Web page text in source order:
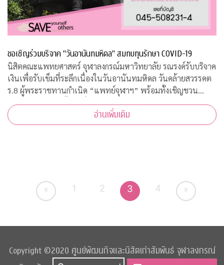
ขอเชิญร่วมบริจาค "วันอานันทมหิดล" สมทบทุนรักษา COVID-19
นิสิตคณะแพทยศาสตร์ จุฬาลงกรณ์มหาวิทยาลัย รณรงค์รับบริจาค
เงินเพื่อรับเข็มที่ระลึกเนื่องในวันอานันทมหิดล วันคล้ายสวรรคต
ร.8 ผู้พระราชทานกำเนิด “แพทย์จุฬาฯ” พร้อมทั้งเชิญชวน
ประชาชนสั่งจองเสื้อยืดที่ระลึก รายได้สมทบทุนโครงการป้องกัน
และรักษา COVID-19
อ่านเพิ่มเติม
« 1 2 3 4 »
Copyright ©2020 ศูนย์พัฒนกิจและนิสิตเก่าสัมพันธ์ จุฬาลงกรณ์